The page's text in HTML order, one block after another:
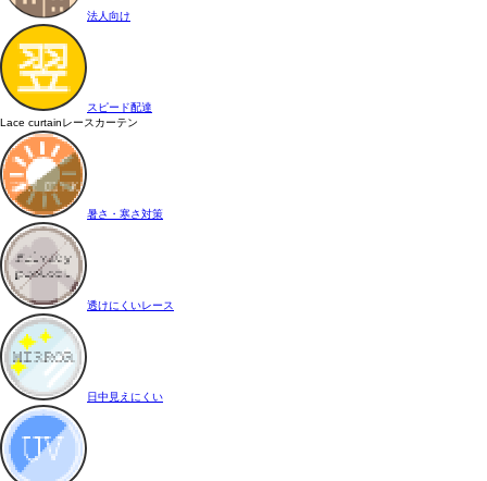
法人向け
スピード配達
Lace curtainレースカーテン
暑さ・寒さ対策
透けにくいレース
日中見えにくい